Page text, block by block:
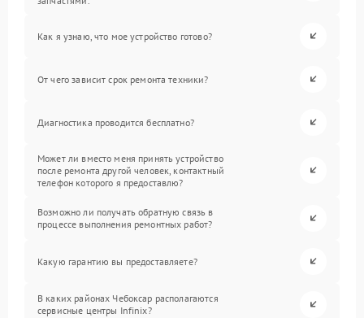
Как я узнаю, что мое устройство готово?
От чего зависит срок ремонта техники?
Диагностика проводится бесплатно?
Может ли вместо меня принять устройство
после ремонта другой человек, контактный
телефон которого я предоставлю?
Возможно ли получать обратную связь в
процессе выполнения ремонтных работ?
Какую гарантию вы предоставляете?
В каких районах Чебоксар располагаются
сервисные центры Infinix?